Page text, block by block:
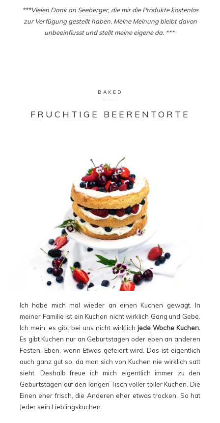
***Vielen Dank an Seeberger, die mir die Produkte kostenlos
zur Verfügung gestellt haben. Meine Meinung bleibt davon
unbeeinflusst und stellt meine eigene da. ***
BAKED
FRUCHTIGE BEERENTORTE
Ich habe mich mal wieder an einen Kuchen gewagt. In
meiner Familie ist ein Kuchen nicht wirklich Gang und Gebe.
Ich mein, es gibt bei uns nicht wirklich jede Woche Kuchen.
Es gibt Kuchen nur an Geburtstagen oder eben an anderen
Festen. Eben, wenn Etwas gefeiert wird. Das ist eigentlich
auch ganz gut so, da man sich von Kuchen nie wirklich satt
sieht. Deshalb freue ich mich eigentlich immer zu den
Geburtstagen auf den langen Tisch voller toller Kuchen. Die
Einen eher frisch, die Anderen eher etwas trocken. So hat
Jeder sein Lieblingskuchen.